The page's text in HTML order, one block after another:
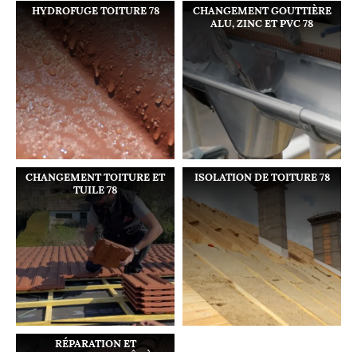
HYDROFUGE TOITURE 78
CHANGEMENT GOUTTIÈRE
ALU, ZINC ET PVC 78
CHANGEMENT TOITURE ET
TUILE 78
ISOLATION DE TOITURE 78
RÉPARATION ET